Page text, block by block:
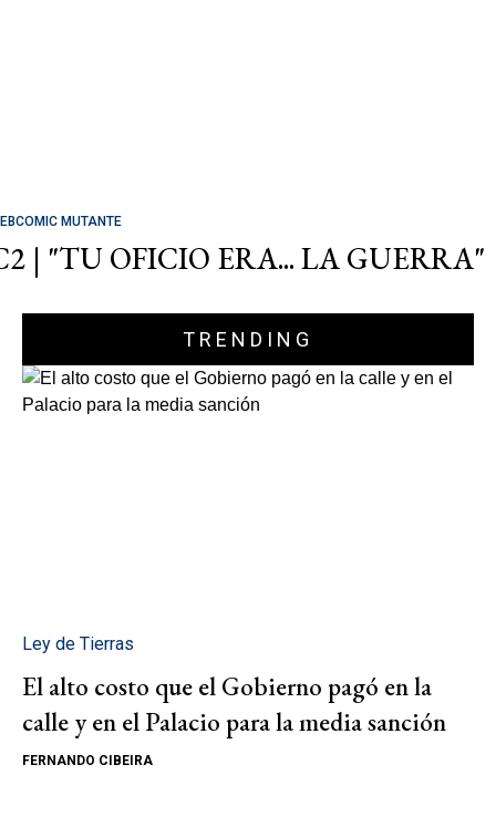
MUTANTE
| "TU OFICIO ERA... LA GUERRA"
TRENDING
Ley de Tierras
El alto costo que el Gobierno pagó en la
calle y en el Palacio para la media sanción
FERNANDO CIBEIRA